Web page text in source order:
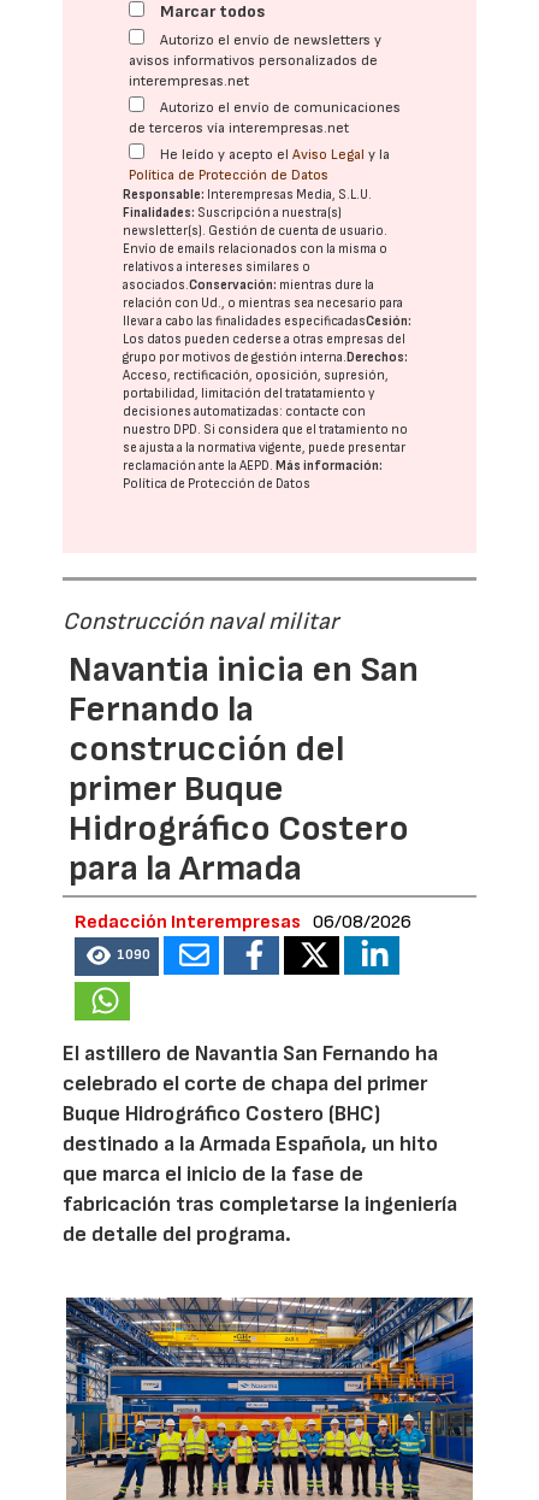
Marcar todos
Autorizo el envío de newsletters y
avisos informativos personalizados de
interempresas.net
Autorizo el envío de comunicaciones
de terceros vía interempresas.net
He leído y acepto elAviso Legal y la
Política de Protección de Datos
Responsable: Interempresas Media, S.L.U.
Finalidades: Suscripción a nuestra(s)
newsletter(s). Gestión de cuenta de usuario.
Envío de emails relacionados con la misma o
relativos a intereses similares o
asociados.Conservación: mientras dure la
relación con Ud., o mientras sea necesario para
llevar a cabo las finalidades especificadasCesión:
Los datos pueden cederse a otras empresas del
grupo por motivos de gestión interna. Derechos:
Acceso, rectificación, oposición, supresión,
portabilidad, limitación del tratatamiento y
decisiones automatizadas: contacte con
nuestro DPD. Si considera que el tratamiento no
se ajusta a la normativa vigente, puede presentar
reclamación ante laAEPD. Más información:
Política de Protección de Datos
Construcción naval militar
Navantia inicia en San
Fernando la
construcción del
primer Buque
Hidrográfico Costero
para la Armada
Redacción Interempresas 06/08/2026
1090
El astillero de Navantia San Fernando ha
celebrado el corte de chapa del primer
Buque Hidrográfico Costero (BHC)
destinado a la Armada Española, un hito
que marca el inicio de la fase de
fabricación tras completarse la ingeniería
de detalle del programa.